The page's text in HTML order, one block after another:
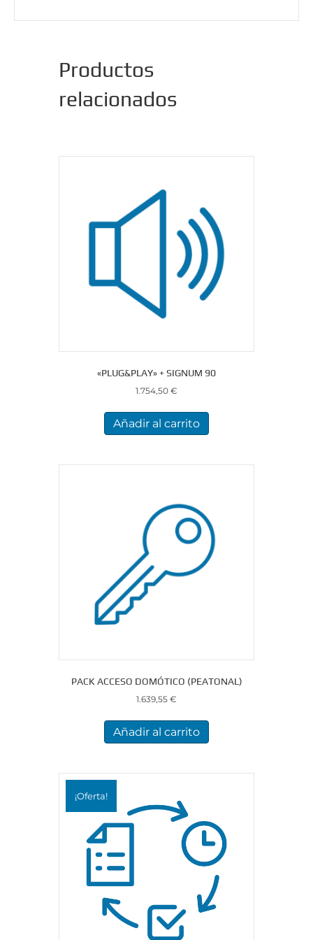
Productos
relacionados
«PLUG&PLAY» + SIGNUM 90
1.754,50 €
Añadir al carrito
PACK ACCESO DOMÓTICO (PEATONAL)
1.639,55 €
Añadir al carrito
¡Oferta!